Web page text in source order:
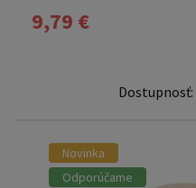
9,79 €
Dostupnosť:
Novinka
Odporúčame